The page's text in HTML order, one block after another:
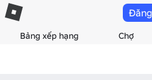
Bảng xếp hạng Chợ